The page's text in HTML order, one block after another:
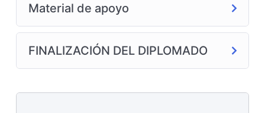
Material de apoyo
FINALIZACIÓN DEL DIPLOMADO